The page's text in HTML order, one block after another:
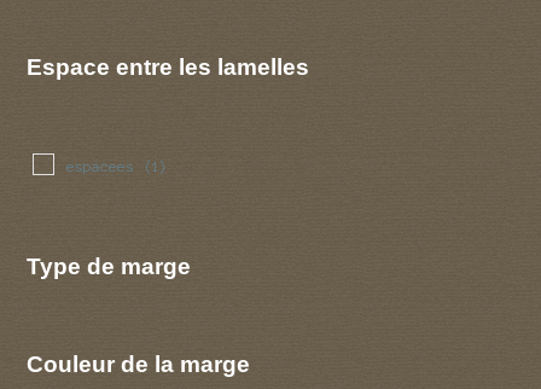
Espace entre les lamelles
espacees (1)
Type de marge
Couleur de la marge